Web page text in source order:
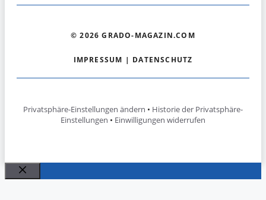
© 2026 GRADO-MAGAZIN.COM
IMPRESSUM | DATENSCHUTZ
Privatsphäre-Einstellungen ändern • Historie der Privatsphäre-
Einstellungen • Einwilligungen widerrufen
Schließen